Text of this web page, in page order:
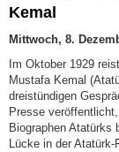
Kemal
Mittwoch, 8.
Im Oktober 1929
Mustafa Kemal
dreistündigen
Presse
Biographen Atatürks
Lücke in der